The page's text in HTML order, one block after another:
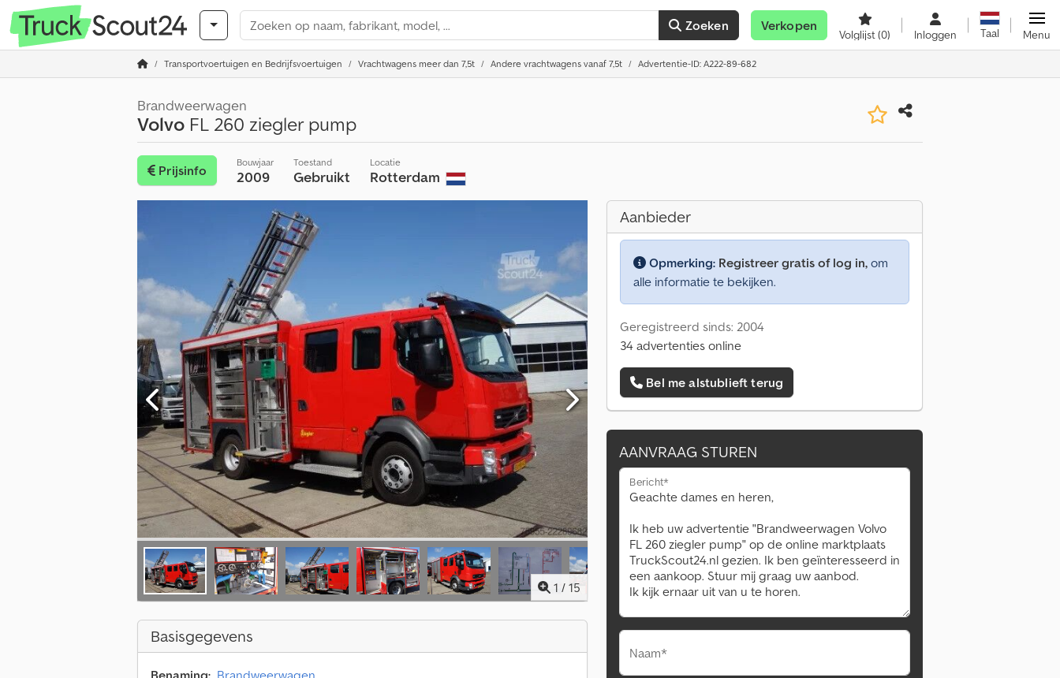
Zoeken Verkopen
Volglijst(0) Inloggen Taal Menu
Transportvoertuigen en Bedrijfsvoertuigen Vrachtwagens meer dan 7,5t Andere vrachtwagens vanaf 7,5t Advertentie-ID: A222-89-682
Brandweerwagen
Volvo FL 260 ziegler pump
Prijsinfo
Bouwjaar
2009
Toestand
Gebruikt
Locatie
Rotterdam
1 / 15
Basisgegevens
Aanbieder
Opmerking: Registreer gratis of log in, om
alle informatie te bekijken.
Geregistreerd sinds: 2004
34 advertenties online
Bel me alstublieft terug
AANVRAAG STUREN
Bericht*
Naam*